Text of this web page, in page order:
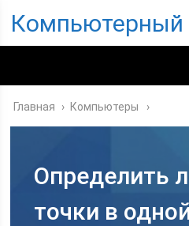
Компьютерный
Главная › Компьютеры
Определить
точки в